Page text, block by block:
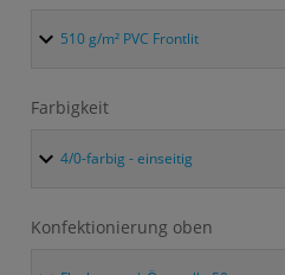
Farbigkeit
Konfektionierung oben